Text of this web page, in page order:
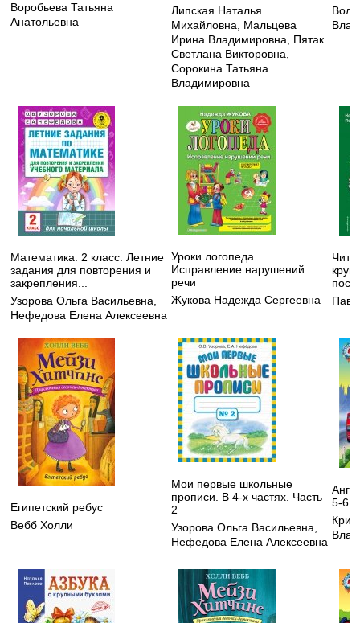
Воробьева Татьяна
Анатольевна
Липская Наталья
Михайловна
Мальцева
Ирина Владимировна
Пятак
Светлана Викторовна
Сорокина Татьяна
Владимировна
Математика. 2 класс. Летние
задания для повторения и
закрепления...
Узорова Ольга Васильевна
Нефедова Елена Алексеевна
Уроки логопеда.
Исправление нарушений
речи
Жукова Надежда Сергеевна
Египетский ребус
Вебб Холли
Мои первые школьные
прописи. В 4-х частях. Часть
2
Узорова Ольга Васильевна
Нефедова Елена Алексеевна
5-6